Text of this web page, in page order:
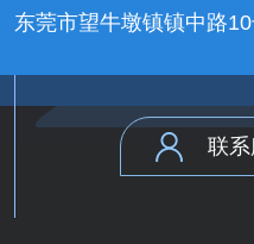
东莞市望牛墩镇镇中路
联